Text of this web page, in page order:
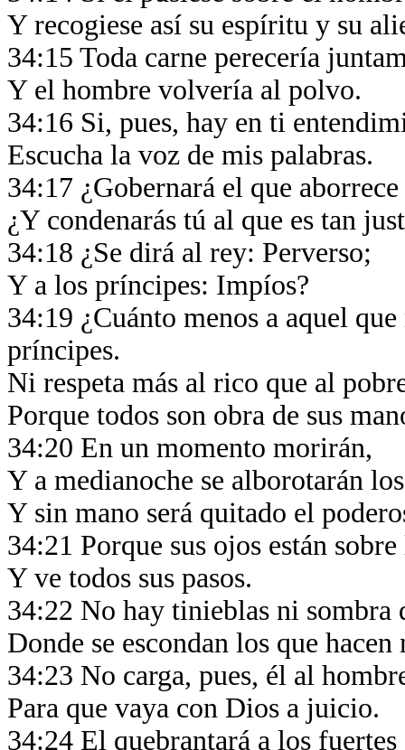
Y recogiese así su espíritu y su
34:15 Toda carne perecería
Y el hombre volvería al polvo.
34:16 Si, pues, hay en ti
Escucha la voz de mis palabras.
34:17 ¿Gobernará el que
¿Y condenarás tú al que es tan
34:18 ¿Se dirá al rey: Perverso;
Y a los príncipes: Impíos?
34:19 ¿Cuánto menos a aquel
príncipes.
Ni respeta más al rico que al
Porque todos son obra de sus
34:20 En un momento morirán,
Y a medianoche se alborotarán
Y sin mano será quitado el
34:21 Porque sus ojos están
Y ve todos sus pasos.
34:22 No hay tinieblas ni sombra
Donde se escondan los que
34:23 No carga, pues, él al
Para que vaya con Dios a juicio.
34:24 El quebrantará a los